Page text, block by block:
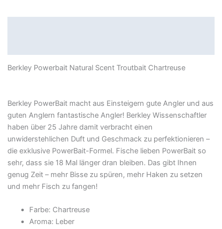
Berkley Powerbait Natural Scent Troutbait Chartreuse
Berkley PowerBait macht aus Einsteigern gute Angler und aus
guten Anglern fantastische Angler! Berkley Wissenschaftler
haben über 25 Jahre damit verbracht einen
unwiderstehlichen Duft und Geschmack zu perfektionieren –
die exklusive PowerBait-Formel. Fische lieben PowerBait so
sehr, dass sie 18 Mal länger dran bleiben. Das gibt Ihnen
genug Zeit – mehr Bisse zu spüren, mehr Haken zu setzen
und mehr Fisch zu fangen!
Farbe: Chartreuse
Aroma: Leber